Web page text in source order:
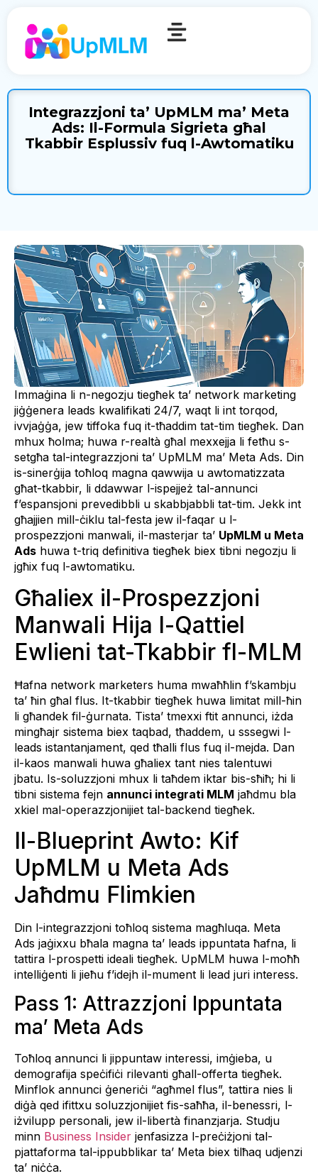
Integrazzjoni ta’ UpMLM ma’ Meta
Ads: Il-Formula Sigrieta għal
Tkabbir Esplussiv fuq l-Awtomatiku
Immaġina li n-negozju tiegħek ta’ network marketing
jiġġenera leads kwalifikati 24/7, waqt li int torqod,
ivvjaġġa, jew tiffoka fuq it-tħaddim tat-tim tiegħek. Dan
mhux ħolma; huwa r-realtà għal mexxejja li fetħu s-
setgħa tal-integrazzjoni ta’ UpMLM ma’ Meta Ads. Din
is-sinerġija toħloq magna qawwija u awtomatizzata
għat-tkabbir, li ddawwar l-ispejjeż tal-annunci
f’espansjoni prevedibbli u skabbjabbli tat-tim. Jekk int
għajjien mill-ċiklu tal-festa jew il-faqar u l-
prospezzjoni manwali, il-masterjar ta’ UpMLM u Meta
Ads huwa t-triq definitiva tiegħek biex tibni negozju li
jgħix fuq l-awtomatiku.
Għaliex il-Prospezzjoni
Manwali Hija l-Qattiel
Ewlieni tat-Tkabbir fl-MLM
Ħafna network marketers huma mwaħħlin f’skambju
ta’ ħin għal flus. It-tkabbir tiegħek huwa limitat mill-ħin
li għandek fil-ġurnata. Tista’ tmexxi ftit annunci, iżda
mingħajr sistema biex taqbad, tħaddem, u sssegwi l-
leads istantanjament, qed tħalli flus fuq il-mejda. Dan
il-kaos manwali huwa għaliex tant nies talentuwi
jbatu. Is-soluzzjoni mhux li taħdem iktar bis-sħiħ; hi li
tibni sistema fejn annunci integrati MLM jaħdmu bla
xkiel mal-operazzjonijiet tal-backend tiegħek.
Il-Blueprint Awto: Kif
UpMLM u Meta Ads
Jaħdmu Flimkien
Din l-integrazzjoni toħloq sistema magħluqa. Meta
Ads jaġixxu bħala magna ta’ leads ippuntata ħafna, li
tattira l-prospetti ideali tiegħek. UpMLM huwa l-moħħ
intelliġenti li jieħu f’idejh il-mument li lead juri interess.
Pass 1: Attrazzjoni Ippuntata
ma’ Meta Ads
Toħloq annunci li jippuntaw interessi, imġieba, u
demografija speċifiċi rilevanti għall-offerta tiegħek.
Minflok annunci ġeneriċi “agħmel flus”, tattira nies li
diġà qed ifittxu soluzzjonijiet fis-saħħa, il-benessri, l-
iżvilupp personali, jew il-libertà finanzjarja. Studju
minn Business Insider jenfasizza l-preċiżjoni tal-
pjattaforma tal-ippubblikar ta’ Meta biex tilħaq udjenzi
ta’ niċċa.